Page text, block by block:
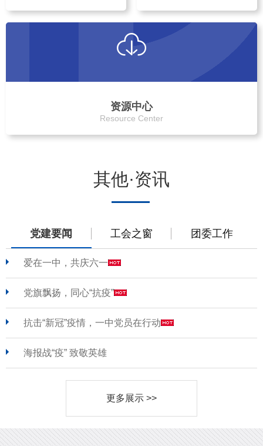
资源中心
Resource Center
其他·资讯
党建要闻 工会之窗 团委工作
爱在一中，共庆六一
党旗飘扬，同心“抗疫”
抗击“新冠”疫情，一中党员在行动
海报战“疫” 致敬英雄
更多展示 >>